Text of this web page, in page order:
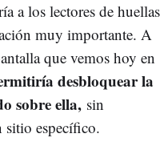
a los lectores de huellas
muy importante. A
que vemos hoy en
desbloquear la
sobre ella, sin
sitio específico.